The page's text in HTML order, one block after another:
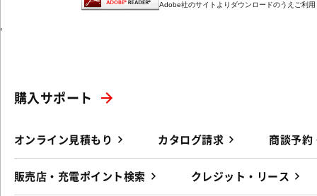
Adobe社のサイトよりダウンロードのうえご利
'
購入サポート
オンライン見積もり カタログ請求 商談予約
販売店・充電ポイント検索 クレジット・リース